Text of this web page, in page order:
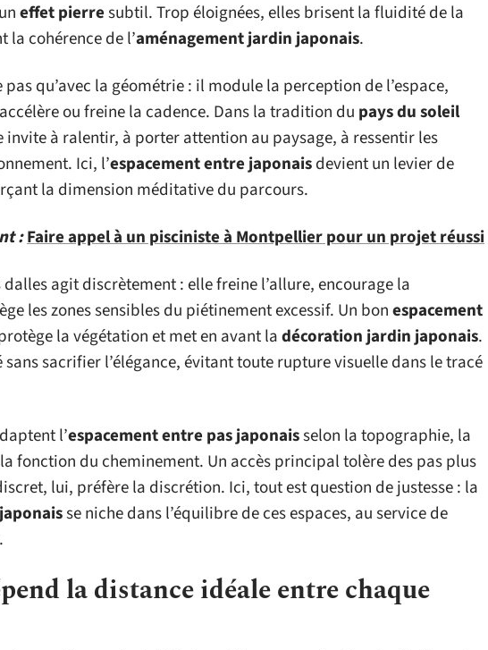
effet pierresubtil. Trop éloignées, elles brisent la fluidité de la
cohérence de l’aménagement jardin japonais.
pas qu’avec la géométrie : il module la perception de l’espace,
ou freine la cadence. Dans la tradition du pays du soleil
invite à ralentir, à porter attention au paysage, à ressentir les
Ici, l’espacement entre japonaisdevient un levier de
la dimension méditative du parcours.
:Faire appel à un pisciniste à Montpellier pour un projet réussi
agit discrètement : elle freine l’allure, encourage la
les zones sensibles du piétinement excessif. Un bonespacement
la végétation et met en avant ladécoration jardin japonais.
sacrifier l’élégance, évitant toute rupture visuelle dans le tracé
l’espacement entre pas japonaisselon la topographie, la
fonction du cheminement. Un accès principal tolère des pas plus
lui, préfère la discrétion. Ici, tout est question de justesse : la
se niche dans l’équilibre de ces espaces, au service de
la distance idéale entre chaque